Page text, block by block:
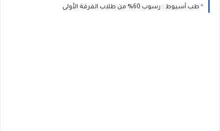
طب أسيوط : رسوب 60% من طلاب الفرقة الأولى